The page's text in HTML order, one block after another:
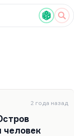
2 года назад
человек